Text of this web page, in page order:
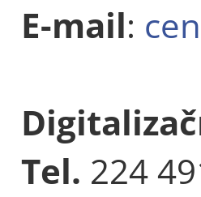
E-mail:
Tel. 224